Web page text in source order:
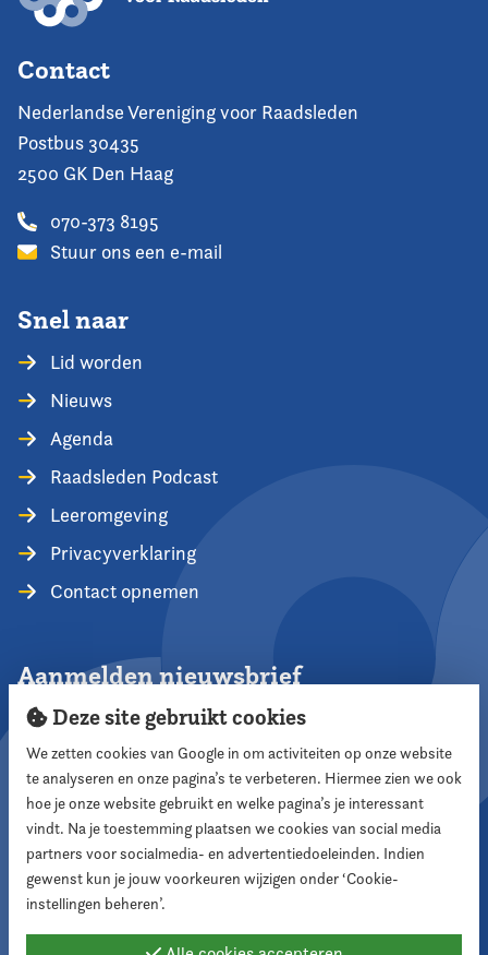
Contact
Nederlandse Vereniging voor Raadsleden
Postbus 30435
2500 GK Den Haag
070-373 8195
Stuur ons een e-mail
Snel naar
Lid worden
Nieuws
Agenda
Raadsleden Podcast
Leeromgeving
Privacyverklaring
Contact opnemen
Aanmelden nieuwsbrief
Aanmelden
Volg ons
Deze site gebruikt cookies
We zetten cookies van Google in om activiteiten op onze website
te analyseren en onze pagina’s te verbeteren. Hiermee zien we ook
hoe je onze website gebruikt en welke pagina’s je interessant
vindt. Na je toestemming plaatsen we cookies van social media
partners voor socialmedia- en advertentiedoeleinden. Indien
gewenst kun je jouw voorkeuren wijzigen onder ‘Cookie-
instellingen beheren’.